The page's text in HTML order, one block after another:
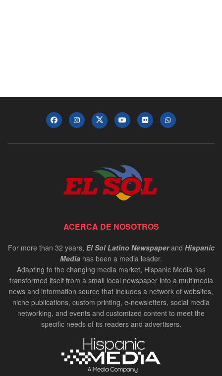
ACERCA DE NOSOTROS
For more than 32 years, El Sol Latino Newspaperand Hispanic
Media has been a media leader.
Adapting to the changing media market, Hispanic Media has
transformed itself from a small local newspaper into a multimedia
news and information source that includes a network of websites,
niche publications, custom printing, e-newsletters, social media
networking, and events and customized content to meet the
specific needs of its readers and advertisers.